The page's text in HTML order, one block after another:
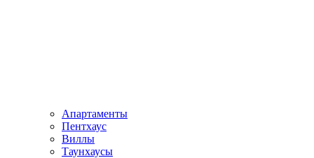
Апартаменты
Пентхаус
Виллы
Таунхаусы